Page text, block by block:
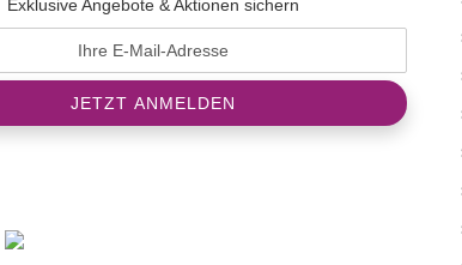
Exklusive Angebote & Aktionen sichern